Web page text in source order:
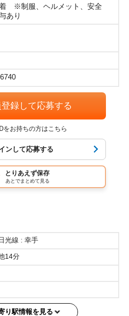
締め/当月末日振込
※制服、ヘルメット、安全
あり
録して応募する
をお持ちの方はこちら
ンして応募する
とりあえず保存
あとでまとめて見る
光線 : 幸手
14分
り駅情報を見る